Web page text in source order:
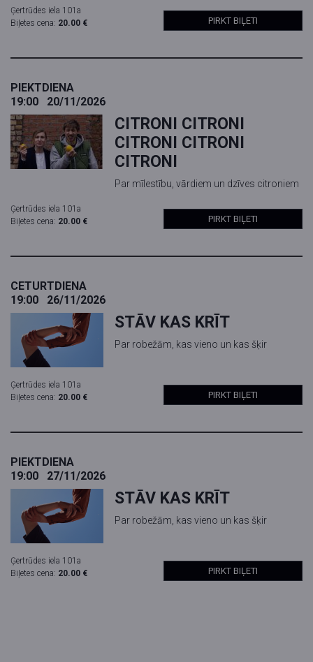
Ģertrūdes iela 101a
Biļetes cena: 20.00 € PIRKT BIĻETI
PIEKTDIENA
19:00
20/11/2026
CITRONI CITRONI
CITRONI CITRONI
CITRONI
Par mīlestību, vārdiem un dzīves citroniem
Ģertrūdes iela 101a
Biļetes cena: 20.00 € PIRKT BIĻETI
CETURTDIENA
19:00
26/11/2026
STĀV KAS KRĪT
Par robežām, kas vieno un kas šķir
Ģertrūdes iela 101a
Biļetes cena: 20.00 € PIRKT BIĻETI
PIEKTDIENA
19:00
27/11/2026
STĀV KAS KRĪT
Par robežām, kas vieno un kas šķir
Ģertrūdes iela 101a
Biļetes cena: 20.00 € PIRKT BIĻETI